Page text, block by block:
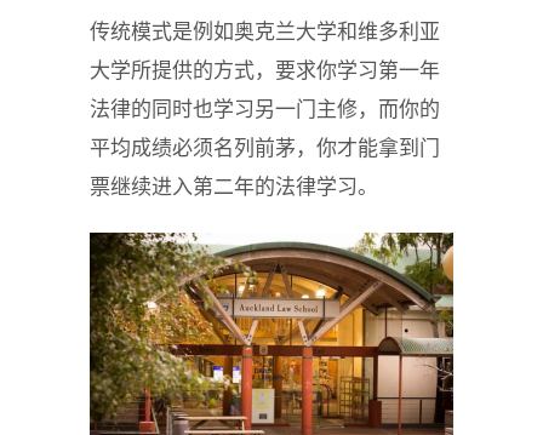
传统模式是例如奥克兰大学和维多利亚
大学所提供的方式，要求你学习第一年
法律的同时也学习另一门主修，而你的
平均成绩必须名列前茅，你才能拿到门
票继续进入第二年的法律学习。